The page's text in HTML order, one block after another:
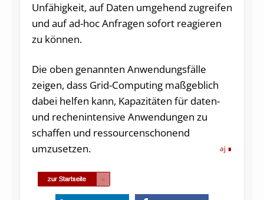
Unfähigkeit, auf Daten umgehend zugreifen
und auf ad-hoc Anfragen sofort reagieren
zu können.
Die oben genannten Anwendungsfälle
zeigen, dass Grid-Computing maßgeblich
dabei helfen kann, Kapazitäten für daten-
und rechenintensive Anwendungen zu
schaffen und ressourcenschonend
umzusetzen.
aj